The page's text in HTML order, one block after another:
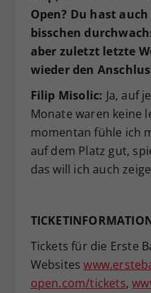
Open? Du hast
bisschen
aber zuletzt letzte
wieder den
Filip Misolic: Ja, auf
Monate waren keine
momentan fühle ich
auf dem Platz gut,
das will ich auch
Tickets für die Erste
Websites
open.com/tickets,